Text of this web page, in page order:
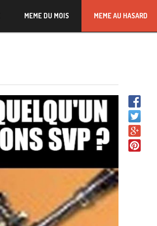
MEME DU MOIS MEME AU HASARD